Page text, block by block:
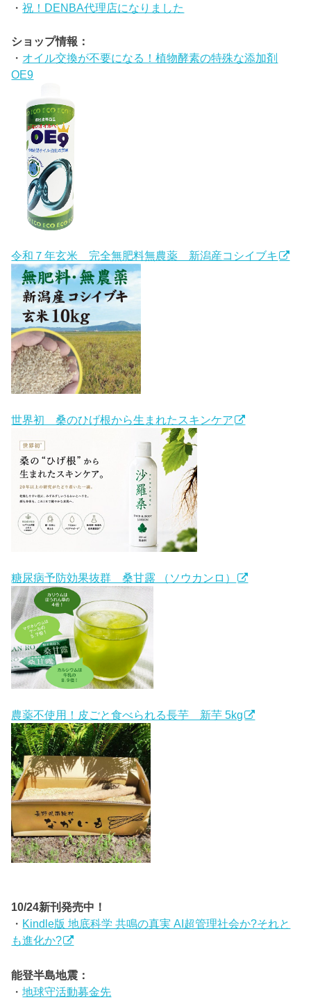
・祝！DENBA代理店になりました
ショップ情報：
・ オイル交換が不要になる！植物酵素の特殊な添加剤
OE9
令和７年玄米 完全無肥料無農薬 新潟産コシイブキ
世界初 桑のひげ根から生まれたスキンケア
糖尿病予防効果抜群 桑甘露 （ソウカンロ）
農薬不使用！皮ごと食べられる長芋 新芋 5kg
10/24新刊発売中！
・ Kindle版 地底科学 共鳴の真実 AI超管理社会か?それと
も進化か?
能登半島地震：
・地球守活動募金先